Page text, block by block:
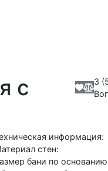
с
3
информация:
стен:
бани по